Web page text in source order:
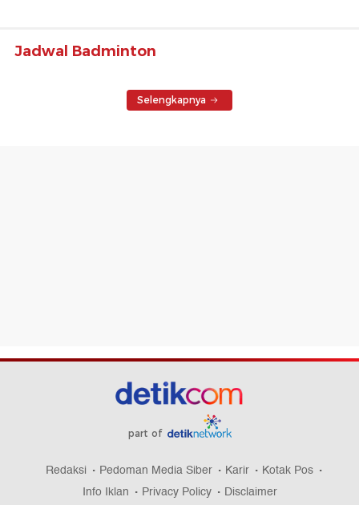
Jadwal Badminton
Selengkapnya
part of
Redaksi Pedoman Media Siber Karir
Kotak Pos
Info Iklan
Privacy Policy Disclaimer